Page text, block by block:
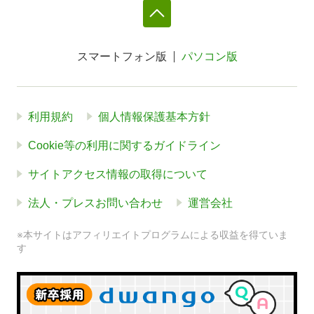
スマートフォン版 パソコン版
利用規約 個人情報保護基本方針
Cookie等の利用に関するガイドライン
サイトアクセス情報の取得について
法人・プレスお問い合わせ 運営会社
※本サイトはアフィリエイトプログラムによる収益を得ていま
す